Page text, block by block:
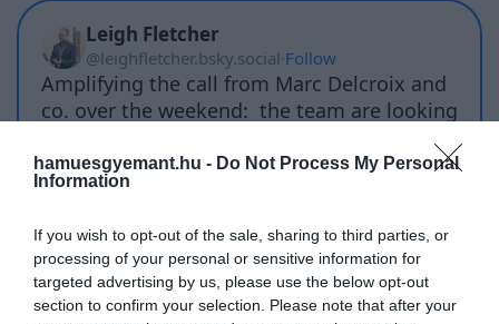
hamuesgyemant.hu - Do Not Process My Personal
Information
If you wish to opt-out of the sale, sharing to third parties, or
processing of your personal or sensitive information for
targeted advertising by us, please use the below opt-out
section to confirm your selection. Please note that after your